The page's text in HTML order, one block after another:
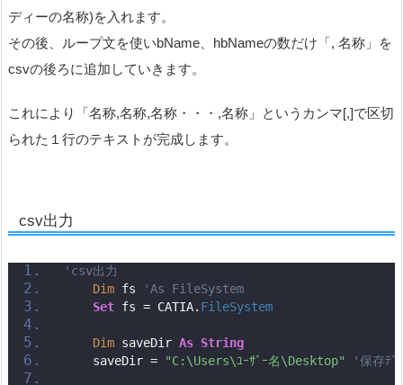
ディーの名称)を入れます。
その後、ループ文を使いbName、hbNameの数だけ「, 名称」を
csvの後ろに追加していきます。
これにより「名称,名称,名称・・・,名称」というカンマ[,]で区切
られた１行のテキストが完成します。
csv出力
'csv出力
Dim fs
'As FileSystem
Set fs = CATIA. FileSystem
Dim saveDir As String
    saveDir =
"C:\Users\ﾕｰｻﾞｰ名\Desktop" '保存ﾃﾞ